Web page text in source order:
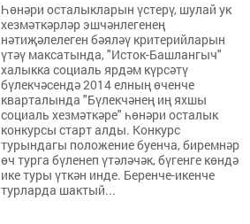
Һөнәри осталыкларын үстерү, шулай ук
хезмәткәрләр эшчәнлегенең
нәтиҗәлелеген бәяләү критерийларын
үтәү максатында, "Исток-Башлангыч"
халыкка социаль ярдәм күрсәтү
бүлекчәсендә 2014 елның өченче
кварталында "Бүлекчәнең иң яхшы
социаль хезмәткәре" һөнәри осталык
конкурсы старт алды. Конкурс
турындагы положение буенча, биремнәр
өч турга бүленеп үтәләчәк, бүгенге көндә
ике туры үткән инде. Беренче-икенче
турларда шактый...